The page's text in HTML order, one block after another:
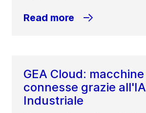
Read more
GEA Cloud: macchine
connesse grazie all'IA
Industriale